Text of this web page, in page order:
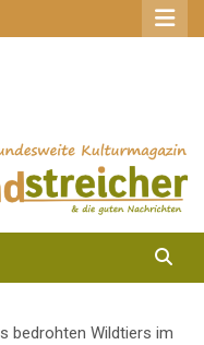
bedrohten Wildtiers im